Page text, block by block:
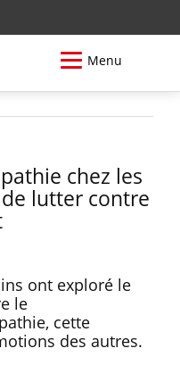
Menu
chez les
lutter contre
ont exploré le
le
cette
des autres.